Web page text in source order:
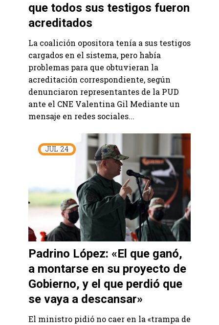
que todos sus testigos fueron
acreditados
La coalición opositora tenía a sus testigos
cargados en el sistema, pero había
problemas para que obtuvieran la
acreditación correspondiente, según
denunciaron representantes de la PUD
ante el CNE Valentina Gil Mediante un
mensaje en redes sociales...
JUL 24
Padrino López: «El que ganó,
a montarse en su proyecto de
Gobierno, y el que perdió que
se vaya a descansar»
El ministro pidió no caer en la «trampa de